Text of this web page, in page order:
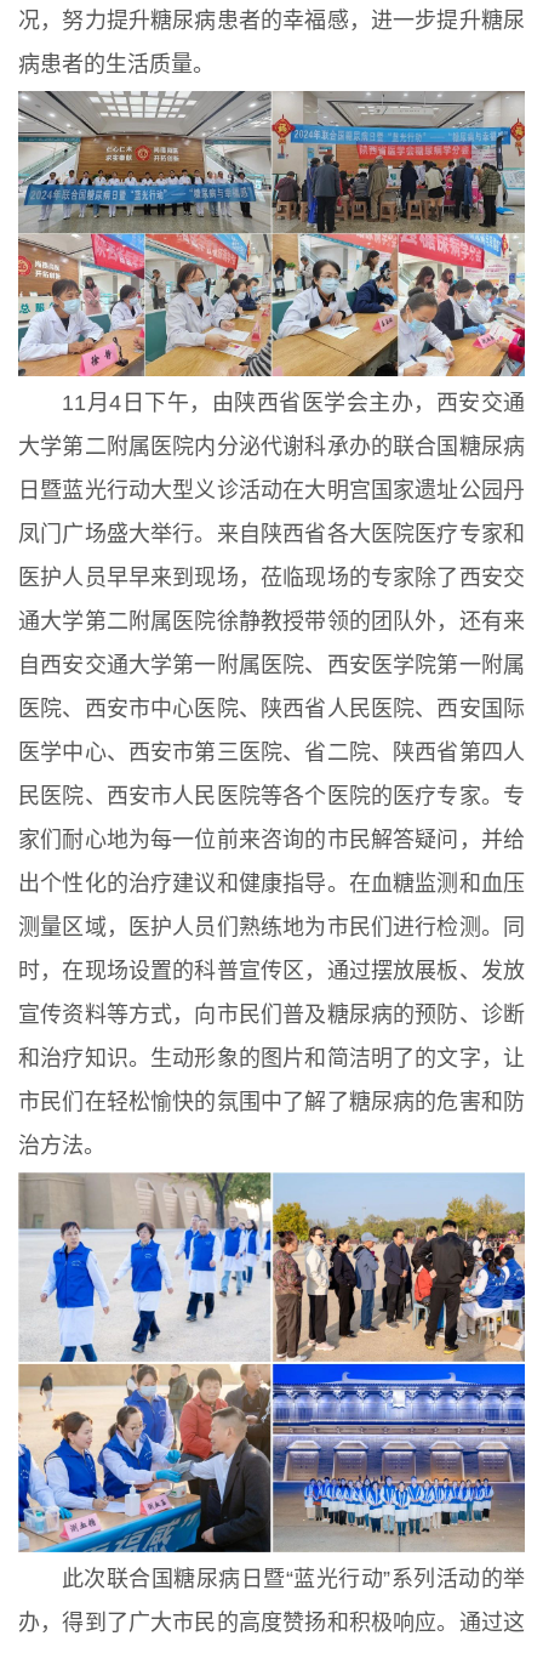
况，努力提升糖尿病患者的幸福感，进一步提升糖尿
病患者的生活质量。
11月4日下午，由陕西省医学会主办，西安交通
大学第二附属医院内分泌代谢科承办的联合国糖尿病
日暨蓝光行动大型义诊活动在大明宫国家遗址公园丹
凤门广场盛大举行。来自陕西省各大医院医疗专家和
医护人员早早来到现场，莅临现场的专家除了西安交
通大学第二附属医院徐静教授带领的团队外，还有来
自西安交通大学第一附属医院、西安医学院第一附属
医院、西安市中心医院、陕西省人民医院、西安国际
医学中心、西安市第三医院、省二院、陕西省第四人
民医院、西安市人民医院等各个医院的医疗专家。专
家们耐心地为每一位前来咨询的市民解答疑问，并给
出个性化的治疗建议和健康指导。在血糖监测和血压
测量区域，医护人员们熟练地为市民们进行检测。同
时，在现场设置的科普宣传区，通过摆放展板、发放
宣传资料等方式，向市民们普及糖尿病的预防、诊断
和治疗知识。生动形象的图片和简洁明了的文字，让
市民们在轻松愉快的氛围中了解了糖尿病的危害和防
治方法。
此次联合国糖尿病日暨“蓝光行动”系列活动的举
办，得到了广大市民的高度赞扬和积极响应。通过这